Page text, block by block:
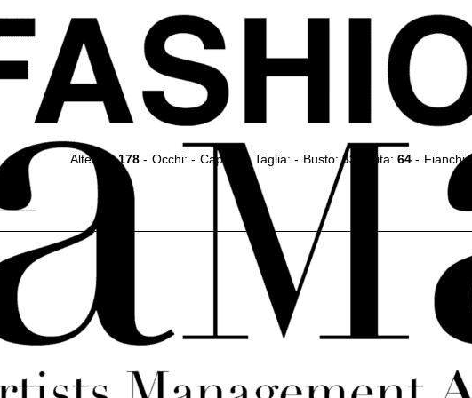
Altezza:178 - Occhi:- Capelli: - Taglia:- Busto:83 Vita:64 - Fianchi: